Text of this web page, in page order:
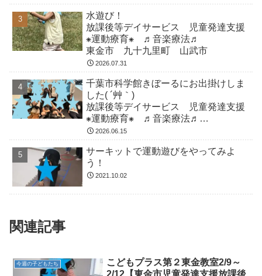
水遊び！
放課後等デイサービス 児童発達支援
⁕運動療育⁕ ♬音楽療法♬
東金市 九十九里町 山武市
2026.07.31
千葉市科学館きぼーるにお出掛けしま
した( ´艸｀)
放課後等デイサービス 児童発達支援
⁕運動療育⁕ ♬音楽療法♬
東金市 九十九里町 山武市
2026.06.15
サーキットで運動遊びをやってみよ
う！
2021.10.02
関連記事
今週の子どもたち
こどもプラス第２東金教室2/9～
2/12【東金市児童発達支援放課後